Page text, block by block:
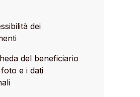
dei
del beneficiario
e i dati